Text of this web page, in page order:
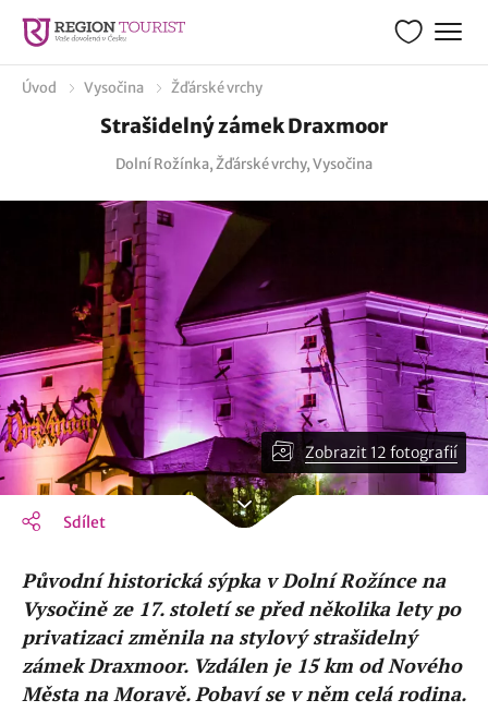
Úvod Vysočina Žďárské vrchy
Strašidelný zámek Draxmoor
Dolní Rožínka, Žďárské vrchy, Vysočina
Zobrazit 12 fotografií
Sdílet
Původní historická sýpka v Dolní Rožínce na
Vysočině ze 17. století se před několika lety po
privatizaci změnila na stylový strašidelný
zámek Draxmoor. Vzdálen je 15 km od Nového
Města na Moravě. Pobaví se v něm celá rodina.